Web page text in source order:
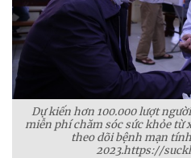
Dự kiến hơn 100.000 lượt
miễn phí chăm sóc sức khỏe từ
theo dõi bệnh mạn
2023.https://